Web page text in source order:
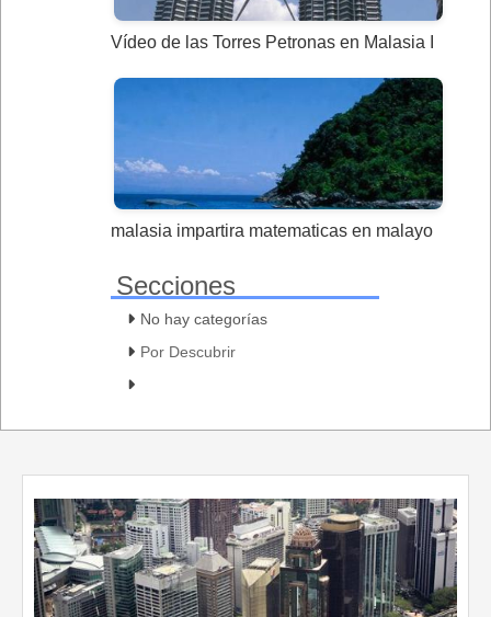
Vídeo de las Torres Petronas en Malasia I
malasia impartira matematicas en malayo
Secciones
No hay categorías
Por Descubrir